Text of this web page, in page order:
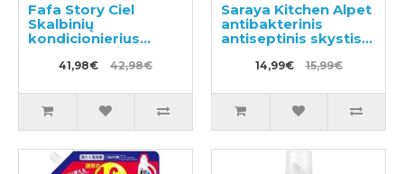
Fafa Story Ciel
Skalbinių
kondicionierius
600ml + užpildas
840ml41,98€ 42,98€
Saraya Kitchen Alpet
antibakterinis
antiseptinis skystis
rankų odai 400ml
14,99€ 15,99€